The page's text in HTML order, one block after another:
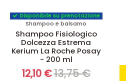
Disponibile su prenotazione
Shampoo e balsamo
Shampoo Fisiologico
Dolcezza Estrema
Kerium La Roche Posay
- 200 ml
12,10 €13,75 €